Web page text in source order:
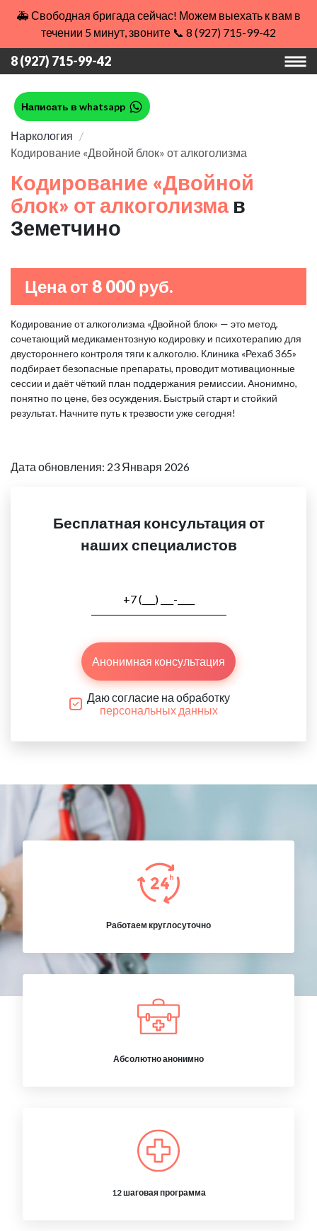
🚑 Свободная бригада сейчас! Можем выехать к вам в
течении 5 минут, звоните 📞 8 (927) 715-99-42
8 (927) 715-99-42
Написать в whatsapp
Наркология
Кодирование «Двойной блок» от алкоголизма
Кодирование «Двойной
блок» от алкоголизма в
Земетчино
Цена от 8 000 руб.
Кодирование от алкоголизма «Двойной блок» — это метод,
сочетающий медикаментозную кодировку и психотерапию для
двустороннего контроля тяги к алкоголю. Клиника «Рехаб 365»
подбирает безопасные препараты, проводит мотивационные
сессии и даёт чёткий план поддержания ремиссии. Анонимно,
понятно по цене, без осуждения. Быстрый старт и стойкий
результат. Начните путь к трезвости уже сегодня!
Дата обновления: 23 Января 2026
Бесплатная консультация от
наших специалистов
Анонимная консультация
Даю согласие на обработку
персональных данных
Работаем круглосуточно
Абсолютно анонимно
12 шаговая программа